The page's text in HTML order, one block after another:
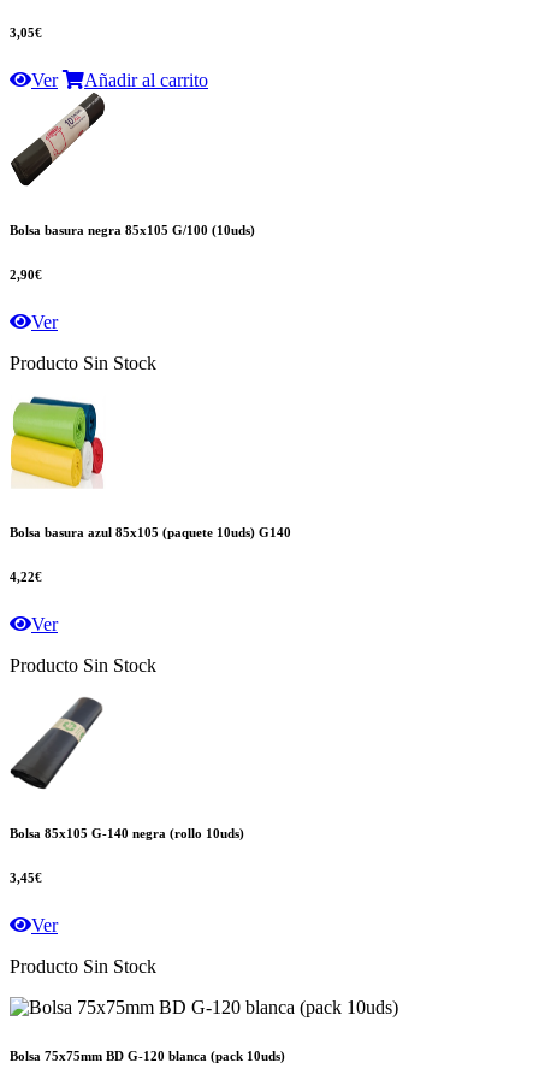
3,05€
Ver Añadir al carrito
Bolsa basura negra 85x105 G/100 (10uds)
2,90€
Ver
Producto Sin Stock
Bolsa basura azul 85x105 (paquete 10uds) G140
4,22€
Ver
Producto Sin Stock
Bolsa 85x105 G-140 negra (rollo 10uds)
3,45€
Ver
Producto Sin Stock
Bolsa 75x75mm BD G-120 blanca (pack 10uds)